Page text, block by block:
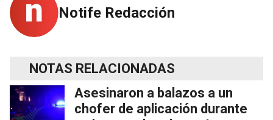
Notife Redacción
NOTAS RELACIONADAS
Asesinaron a balazos a un
chofer de aplicación durante